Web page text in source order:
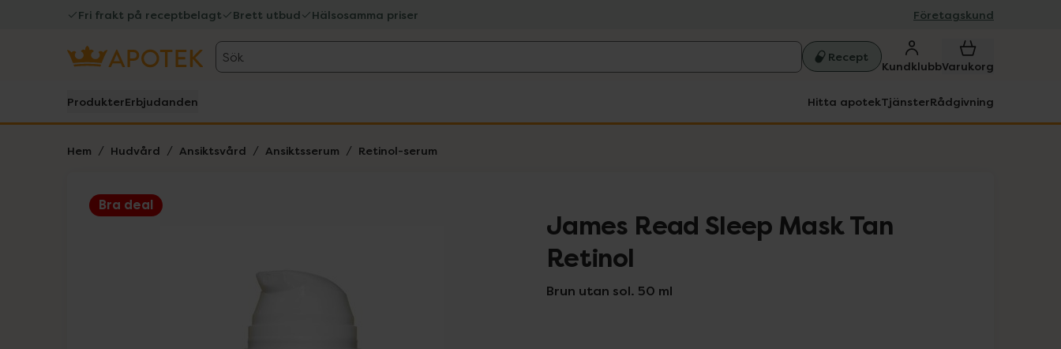
Fri frakt på receptbelagt Brett utbud Hälsosamma priser Företagskund
Sök Recept
KundklubbVarukorg
ProdukterErbjudanden Hitta apotekTjänsterRådgivning
Hem Hudvård Ansiktsvård Ansiktsserum Retinol-serum
Bra deal
James Read Sleep Mask Tan
Retinol
Brun utan sol. 50 ml